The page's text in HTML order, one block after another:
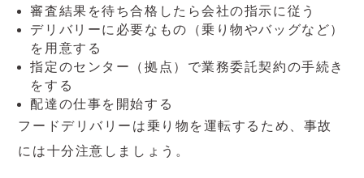
審査結果を待ち合格したら会社の指示に従う
デリバリーに必要なもの（乗り物やバッグなど）
を用意する
指定のセンター（拠点）で業務委託契約の手続き
をする
配達の仕事を開始する
フードデリバリーは乗り物を運転するため、事故
には十分注意しましょう。